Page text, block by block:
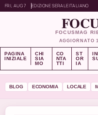
FRI, AUG 7 EDIZIONE SERALEITALIANO
FOCUSMAG
AGGIORNATO
PAGINA
INIZIALE
CHI
SIA
MO
CO
NTA
TTI
ST
OR
IA
BLOG ECONOMIA LOCALE